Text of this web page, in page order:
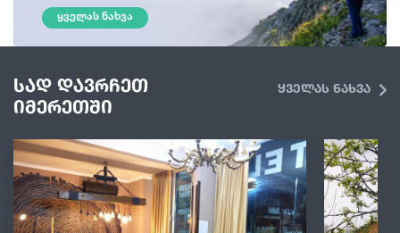
ᲧᲕᲔᲚᲐᲡ ᲜᲐᲮᲕᲐ
სად დავრჩეთ
იმერეთში
ყველას ნახვა